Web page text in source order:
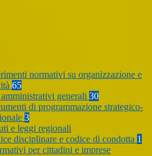
normativi su organizzazione e
65
generali 30
di programmazione strategico-
3
e leggi regionali
disciplinare e codice di condotta 1
per cittadini e imprese